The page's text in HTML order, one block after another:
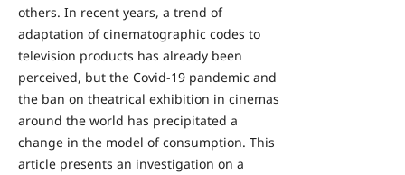
others. In recent years, a trend of
adaptation of cinematographic codes to
television products has already been
perceived, but the Covid-19 pandemic and
the ban on theatrical exhibition in cinemas
around the world has precipitated a
change in the model of consumption. This
article presents an investigation on a